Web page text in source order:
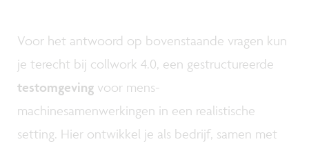
Voor het antwoord op bovenstaande vragen kun
je terecht bij collwork 4.0, een gestructureerde
testomgeving voor mens-
machinesamenwerkingen in een realistische
setting. Hier ontwikkel je als bedrijf, samen met